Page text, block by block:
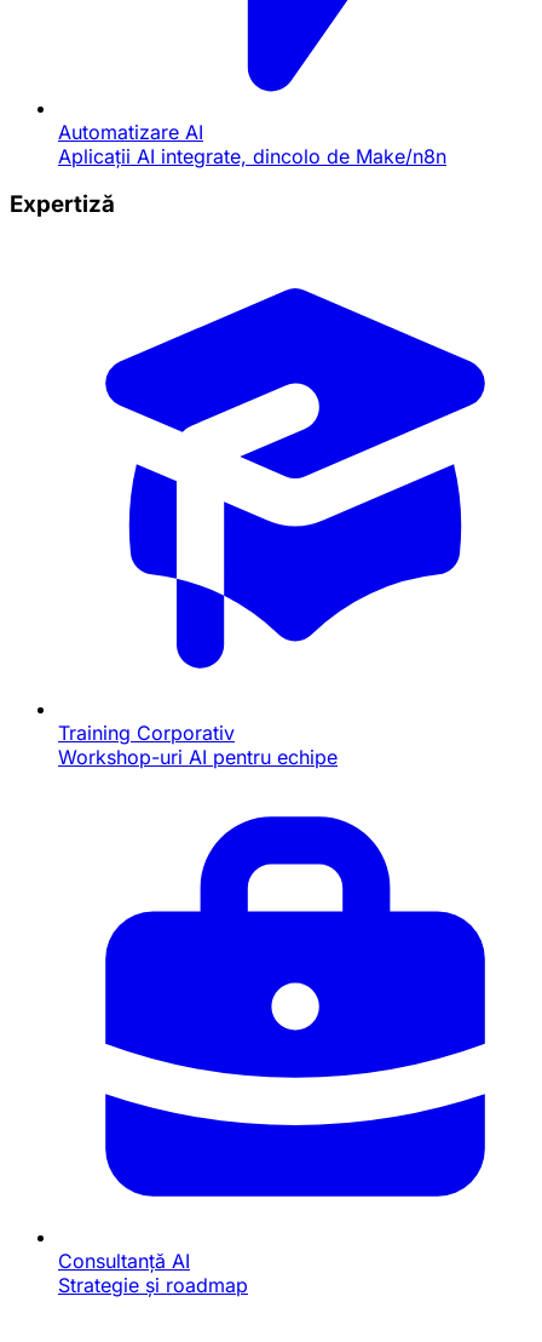
Automatizare AI
Aplicații AI integrate, dincolo de Make/n8n
Expertiză
Training Corporativ
Workshop-uri AI pentru echipe
Consultanță AI
Strategie și roadmap